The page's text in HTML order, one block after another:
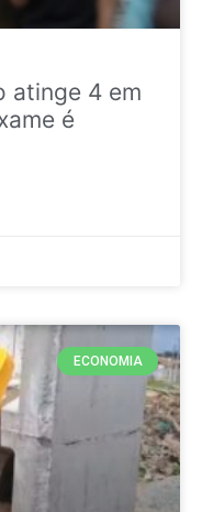
atinge 4 em
é
ECONOMIA